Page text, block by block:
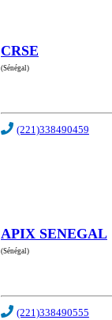
CRSE
(Sénégal)
(221)338490459
APIX SENEGAL
(Sénégal)
(221)338490555